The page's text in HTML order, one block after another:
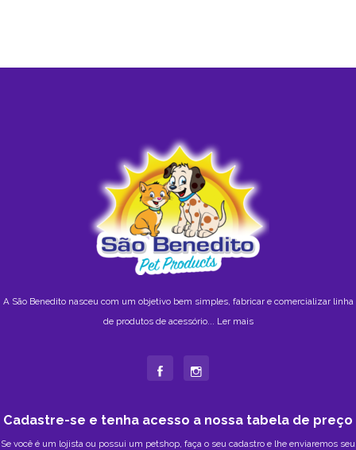
A São Benedito nasceu com um objetivo bem simples, fabricar e comercializar linha
de produtos de acessório...
Ler mais
Cadastre-se e tenha acesso a nossa tabela de preço
Se você é um lojista ou possui um petshop, faça o seu cadastro e lhe enviaremos seu